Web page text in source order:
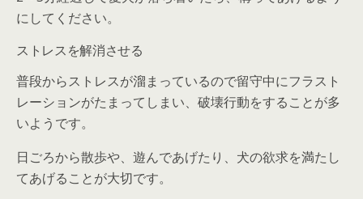
にしてください。
ストレスを解消させる
普段からストレスが溜まっているので留守中にフラスト
レーションがたまってしまい、破壊行動をすることが多
いようです。
日ごろから散歩や、遊んであげたり、犬の欲求を満たし
てあげることが大切です。